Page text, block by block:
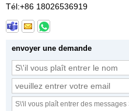
Tél:+86 18026536919
envoyer une demande